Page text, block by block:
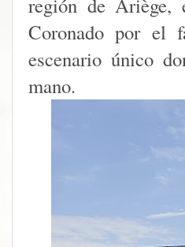
Coronado por el
escenario único
mano.